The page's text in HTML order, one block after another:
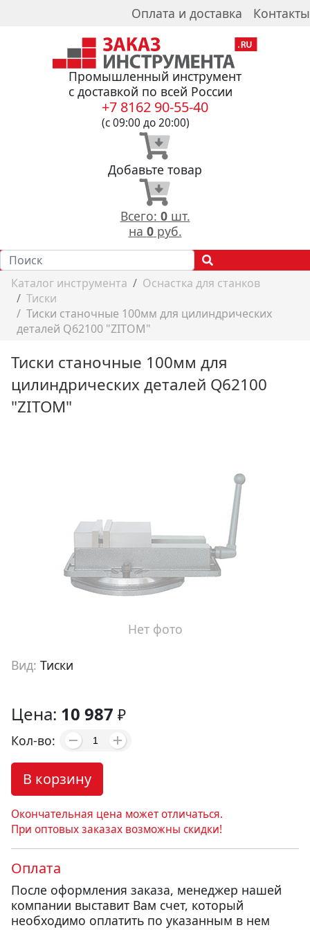
Оплата и доставка Контакты
Промышленный инструмент
с доставкой по всей России
+7 8162 90-55-40
(с 09:00 до 20:00)
Добавьте товар
Всего: 0шт.
на 0руб.
Каталог инструмента
Оснастка для станков
Тиски
Тиски станочные 100мм для цилиндрических
деталей Q62100 "ZITOM"
Тиски станочные 100мм для
цилиндрических деталей Q62100
"ZITOM"
Нет фото
Вид: Тиски
Цена: 10 987 ₽
Кол-во:
В корзину
Окончательная цена может отличаться.
При оптовых заказах возможны скидки!
Оплата
После оформления заказа, менеджер нашей
компании выставит Вам счет, который
необходимо оплатить по указанным в нем